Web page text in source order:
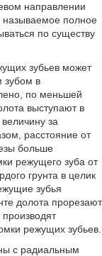
направлении
называемое полное
по существу
зубьев может
зубом в
по меньшей
выступают в
за
расстояние от
больше
режущего зуба от
грунта в целик
зубья
долота прорезают
режущих зубьев.
с радиальным